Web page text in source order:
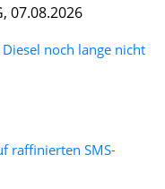
07.08.2026
noch lange nicht
raffinierten SMS-